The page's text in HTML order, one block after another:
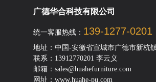
广德华合科技有限公司
统一客服热线： 139-1277-0201
地址：中国-安徽省宣城市广德市新杭
联系：13912770201 李云义
邮箱：sales@huahefurniture.com
网址：www.huahe-pu.com